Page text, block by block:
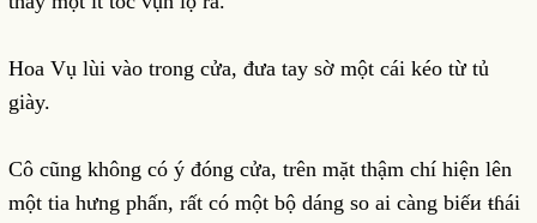
Hoa Vụ lùi vào trong cửa, đưa tay sờ một cái kéo từ tủ
giày.
Cô cũng không có ý đóng cửa, trên mặt thậm chí hiện lên
một tia hưng phấn, rất có một bộ dáng so ai càng biếи ŧɦái